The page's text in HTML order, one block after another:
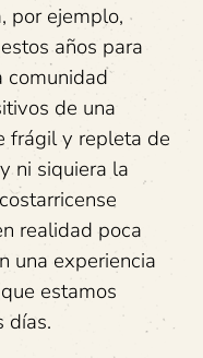
por ejemplo,
años para
comunidad
de una
frágil y repleta de
ni siquiera la
realidad poca
una experiencia
estamos
días.